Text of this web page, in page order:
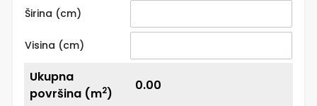
Širina (cm)
Visina (cm)
Ukupna
površina (m2)
0.00